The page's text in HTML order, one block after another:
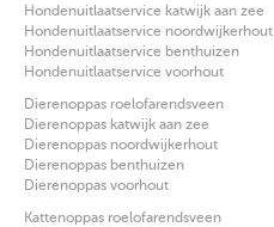
Hondenuitlaatservice katwijk aan zee
Hondenuitlaatservice noordwijkerhout
Hondenuitlaatservice benthuizen
Hondenuitlaatservice voorhout
Dierenoppas roelofarendsveen
Dierenoppas katwijk aan zee
Dierenoppas noordwijkerhout
Dierenoppas benthuizen
Dierenoppas voorhout
Kattenoppas roelofarendsveen